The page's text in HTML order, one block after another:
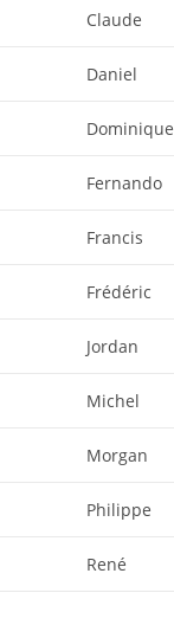
Claude
Daniel
Dominique
Fernando
Francis
Frédéric
Jordan
Michel
Morgan
Philippe
René